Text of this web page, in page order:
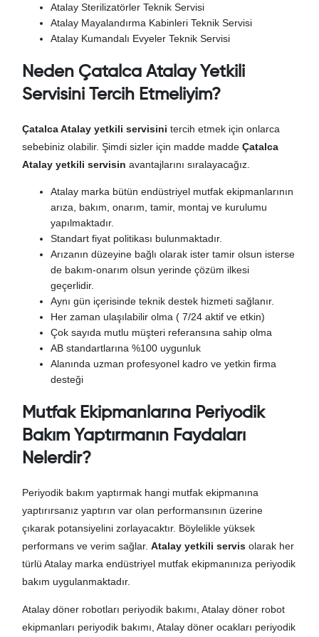
Atalay Sterilizatörler Teknik Servisi
Atalay Mayalandırma Kabinleri Teknik Servisi
Atalay Kumandalı Evyeler Teknik Servisi
Neden Çatalca Atalay Yetkili
Servisini Tercih Etmeliyim?
Çatalca Atalay yetkili servisini tercih etmek için onlarca
sebebiniz olabilir. Şimdi sizler için madde madde Çatalca
Atalay yetkili servisin avantajlarını sıralayacağız.
Atalay marka bütün endüstriyel mutfak ekipmanlarının
arıza, bakım, onarım, tamir, montaj ve kurulumu
yapılmaktadır.
Standart fiyat politikası bulunmaktadır.
Arızanın düzeyine bağlı olarak ister tamir olsun isterse
de bakım-onarım olsun yerinde çözüm ilkesi
geçerlidir.
Aynı gün içerisinde teknik destek hizmeti sağlanır.
Her zaman ulaşılabilir olma ( 7/24 aktif ve etkin)
Çok sayıda mutlu müşteri referansına sahip olma
AB standartlarına %100 uygunluk
Alanında uzman profesyonel kadro ve yetkin firma
desteği
Mutfak Ekipmanlarına Periyodik
Bakım Yaptırmanın Faydaları
Nelerdir?
Periyodik bakım yaptırmak hangi mutfak ekipmanına
yaptırırsanız yaptırın var olan performansının üzerine
çıkarak potansiyelini zorlayacaktır. Böylelikle yüksek
performans ve verim sağlar. Atalay yetkili servis olarak her
türlü Atalay marka endüstriyel mutfak ekipmanınıza periyodik
bakım uygulanmaktadır.
Atalay döner robotları periyodik bakımı, Atalay döner robot
ekipmanları periyodik bakımı, Atalay döner ocakları periyodik